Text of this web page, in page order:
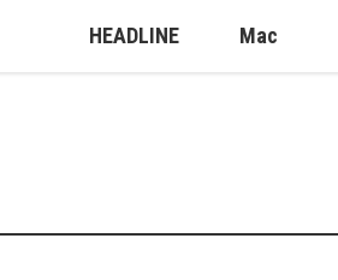
HEADLINE Mac